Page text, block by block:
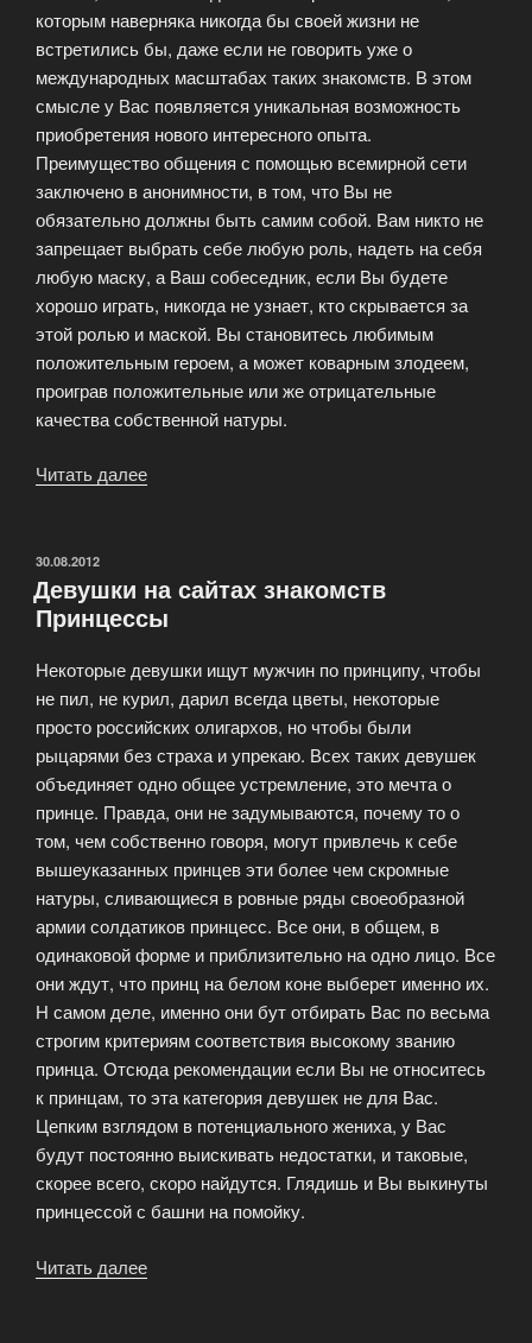
которым наверняка никогда бы своей жизни не
встретились бы, даже если не говорить уже о
международных масштабах таких знакомств. В этом
смысле у Вас появляется уникальная возможность
приобретения нового интересного опыта.
Преимущество общения с помощью всемирной сети
заключено в анонимности, в том, что Вы не
обязательно должны быть самим собой. Вам никто не
запрещает выбрать себе любую роль, надеть на себя
любую маску, а Ваш собеседник, если Вы будете
хорошо играть, никогда не узнает, кто скрывается за
этой ролью и маской. Вы становитесь любимым
положительным героем, а может коварным злодеем,
проиграв положительные или же отрицательные
качества собственной натуры.
Читать далее
ОПУБЛИКОВАНО
30.08.2012
Девушки на сайтах знакомств
Принцессы
Некоторые девушки ищут мужчин по принципу, чтобы
не пил, не курил, дарил всегда цветы, некоторые
просто российских олигархов, но чтобы были
рыцарями без страха и упрекаю. Всех таких девушек
объединяет одно общее устремление, это мечта о
принце. Правда, они не задумываются, почему то о
том, чем собственно говоря, могут привлечь к себе
вышеуказанных принцев эти более чем скромные
натуры, сливающиеся в ровные ряды своеобразной
армии солдатиков принцесс. Все они, в общем, в
одинаковой форме и приблизительно на одно лицо. Все
они ждут, что принц на белом коне выберет именно их.
Н самом деле, именно они бут отбирать Вас по весьма
строгим критериям соответствия высокому званию
принца. Отсюда рекомендации если Вы не относитесь
к принцам, то эта категория девушек не для Вас.
Цепким взглядом в потенциального жениха, у Вас
будут постоянно выискивать недостатки, и таковые,
скорее всего, скоро найдутся. Глядишь и Вы выкинуты
принцессой с башни на помойку.
Читать далее